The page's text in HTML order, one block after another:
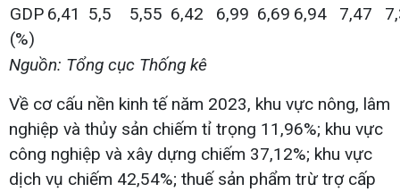
GDP
(%)
6,41 5,5 5,55 6,42 6,99 6,69 6,94 7,47
Nguồn: Tổng cục Thống kê
Về cơ cấu nền kinh tế năm 2023, khu vực nông, lâm
nghiệp và thủy sản chiếm tỉ trọng 11,96%; khu vực
công nghiệp và xây dựng chiếm 37,12%; khu vực
dịch vụ chiếm 42,54%; thuế sản phẩm trừ trợ cấp